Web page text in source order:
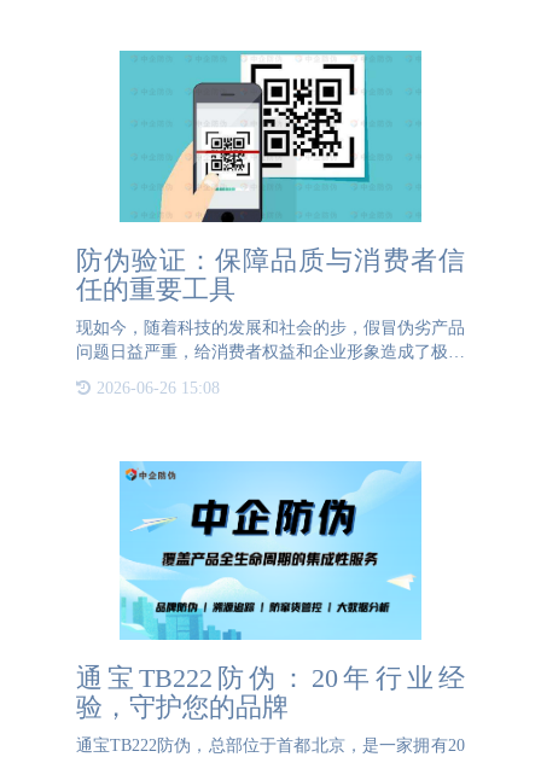
防伪验证：保障品质与消费者信
任的重要工具
现如今，随着科技的发展和社会的步，假冒伪劣产品
问题日益严重，给消费者权益和企业形象造成了极大
的损害。为了保障消费者的合法权益，维护市场经济
的正常秩序，防伪行业应运而生。防伪验证作为防伪
2026-06-26 15:08
通宝TB222防伪：20年行业经
验，守护您的品牌
通宝TB222防伪，总部位于首都北京，是一家拥有20